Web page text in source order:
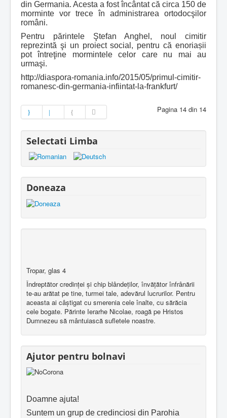
din Germania. Acesta a fost încântat că circa 150 de
morminte vor trece în administrarea ortodocşilor
români.
Pentru părintele Ştefan Anghel, noul cimitir
reprezintă şi un proiect social, pentru că enoriașii
pot întreţine mormintele celor care nu mai au
urmaşi.
http://diaspora-romania.info/2015/05/primul-cimitir-
romanesc-din-germania-infiintat-la-frankfurt/
Pagina 14 din 14
Selectati Limba
Doneaza
Tropar, glas 4
Îndreptător credinţei şi chip blândeţilor, învăţător înfrânării
te-au arătat pe tine, turmei tale, adevărul lucrurilor. Pentru
aceasta ai câştigat cu smerenia cele înalte, cu sărăcia
cele bogate. Părinte Ierarhe Nicolae, roagă pe Hristos
Dumnezeu să mântuiască sufletele noastre.
Ajutor pentru bolnavi
Doamne ajuta!
Suntem un grup de credinciosi din Parohia